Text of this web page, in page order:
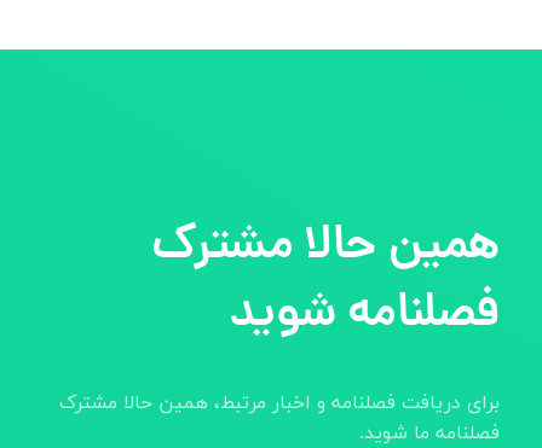
همین حالا مشترک
فصلنامه شوید
برای دریافت فصلنامه و اخبار مرتبط، همین حالا مشترک
فصلنامه ما شوید.